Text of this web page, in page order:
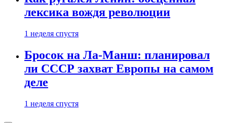
лексика вождя революции
1 неделя спустя
Бросок на Ла-Манш: планировал
ли СССР захват Европы на самом
деле
1 неделя спустя